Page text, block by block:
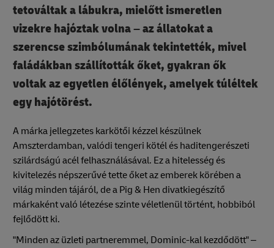
tetováltak a lábukra, mielőtt ismeretlen
vizekre hajóztak volna – az állatokat a
szerencse szimbólumának tekintették, mivel
faládákban szállították őket, gyakran ők
voltak az egyetlen élőlények, amelyek túléltek
egy hajótörést.
A márka jellegzetes karkötői kézzel készülnek
Amszterdamban, valódi tengeri kötél és haditengerészeti
szilárdságú acél felhasználásával. Ez a hitelesség és
kivitelezés népszerűvé tette őket az emberek körében a
világ minden tájáról, de a Pig & Hen divatkiegészítő
márkaként való létezése szinte véletlenül történt, hobbiból
fejlődött ki.
"Minden az üzleti partneremmel, Dominic-kal kezdődött" –